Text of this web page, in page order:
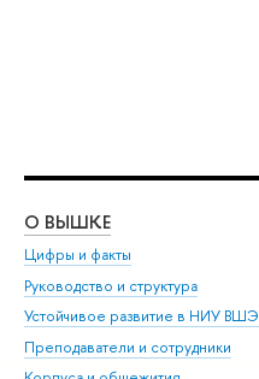
О ВЫШКЕ
Цифры и факты
Руководство и структура
Устойчивое развитие в НИУ ВШЭ
Преподаватели и сотрудники